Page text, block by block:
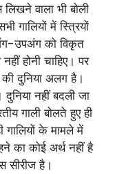
लिखने वाला भी बोली
गालियों में स्त्रियों
उपअंग को विकृत
होनी चाहिए। पर
दुनिया अलग है।
नहीं बदली जा
गाली बोलते हुए ही
गालियों के मामले में
का कोई अर्थ नहीं है
सीरीज है।